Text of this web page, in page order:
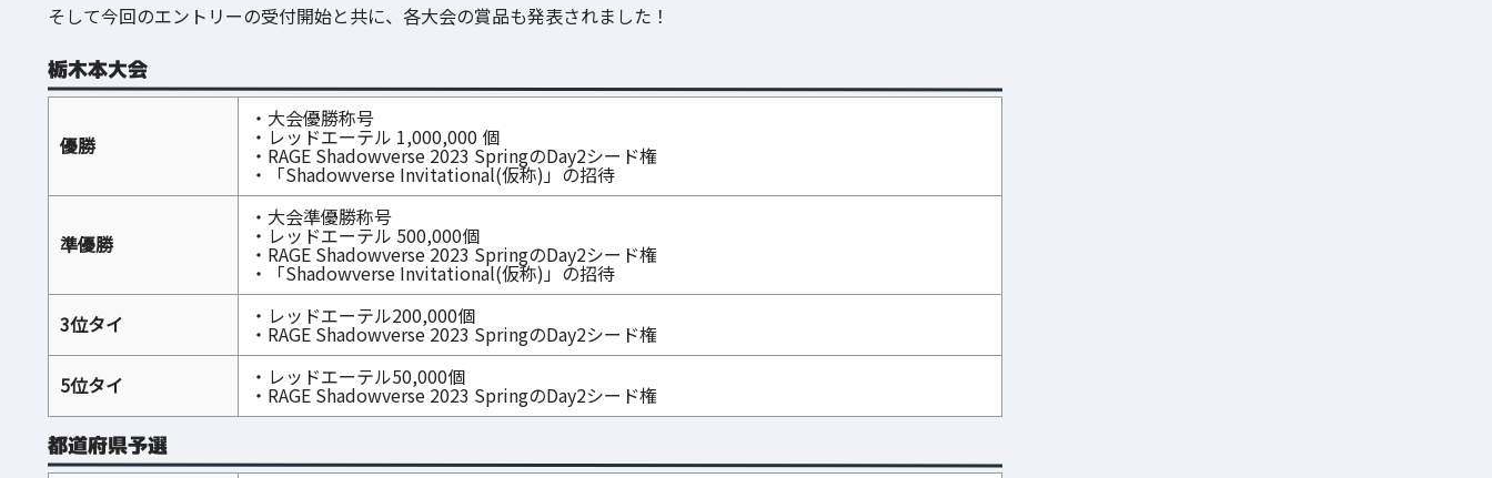
そして今回のエントリーの受付開始と共に、各大会の賞品も発表されました！
栃木本大会
優勝
・大会優勝称号
・レッドエーテル 1,000,000 個
・RAGE Shadowverse 2023 SpringのDay2シード権
・「Shadowverse Invitational(仮称)」の招待
準優勝
・大会準優勝称号
・レッドエーテル 500,000個
・RAGE Shadowverse 2023 SpringのDay2シード権
・「Shadowverse Invitational(仮称)」の招待
3位タイ
・レッドエーテル200,000個
・RAGE Shadowverse 2023 SpringのDay2シード権
5位タイ
・レッドエーテル50,000個
・RAGE Shadowverse 2023 SpringのDay2シード権
都道府県予選